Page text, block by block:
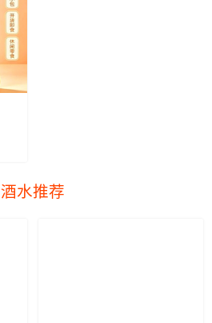
酒水推荐